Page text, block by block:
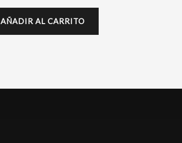
AÑADIR AL CARRITO